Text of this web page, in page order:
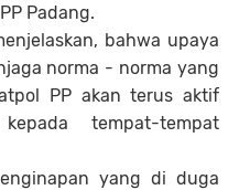
Padang.
bahwa upaya
norma - norma yang
PP akan terus aktif
tempat-tempat
yang di duga